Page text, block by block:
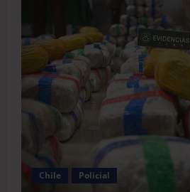
Chile Policial